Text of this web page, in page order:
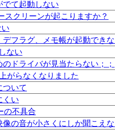
でて起動しない
スクリーンが起こりますか？
デフラグ、メモ帳が起動でき
ない
ドライバが見当たらない；；
がらなくなりました
ついて
くい
の不具合
像の音が小さくにしか聞こえ